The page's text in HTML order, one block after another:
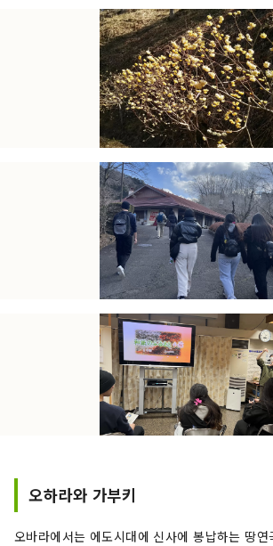
오하라와 가부키
오바라에서는 에도시대에 신사에 봉납하는 땅